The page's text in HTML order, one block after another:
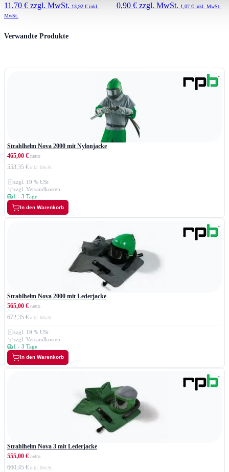
11,70 € zzgl. MwSt. 13,92 € inkl.
MwSt.
0,90 € zzgl. MwSt. 1,07 € inkl. MwSt.
Press to skip carousel
Verwandte Produkte
Strahlhelm Nova 2000 mit Nylonjacke
553,35 €
465,00 €
zzgl. 19 % USt
zzgl. Versandkosten
1 - 3 Tage
In den Warenkorb
Strahlhelm Nova 2000 mit Lederjacke
672,35 €
565,00 €
zzgl. 19 % USt
zzgl. Versandkosten
1 - 3 Tage
In den Warenkorb
Strahlhelm Nova 3 mit Lederjacke
660,45 €
555,00 €